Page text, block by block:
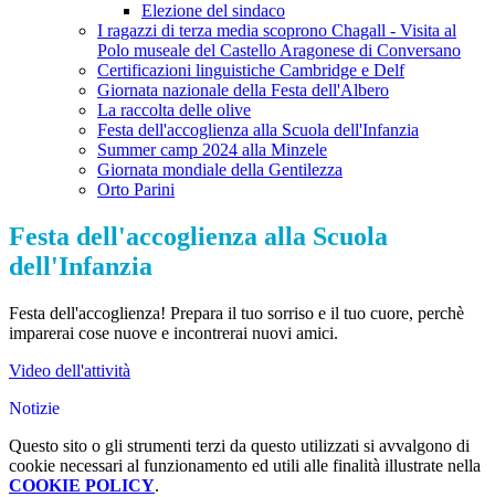
Elezione del sindaco
I ragazzi di terza media scoprono Chagall - Visita al
Polo museale del Castello Aragonese di Conversano
Certificazioni linguistiche Cambridge e Delf
Giornata nazionale della Festa dell'Albero
La raccolta delle olive
Festa dell'accoglienza alla Scuola dell'Infanzia
Summer camp 2024 alla Minzele
Giornata mondiale della Gentilezza
Orto Parini
Festa dell'accoglienza alla Scuola
dell'Infanzia
Festa dell'accoglienza! Prepara il tuo sorriso e il tuo cuore, perchè
imparerai cose nuove e incontrerai nuovi amici.
Video dell'attività
Notizie
Questo sito o gli strumenti terzi da questo utilizzati si avvalgono di
cookie necessari al funzionamento ed utili alle finalità illustrate nella
COOKIE POLICY.